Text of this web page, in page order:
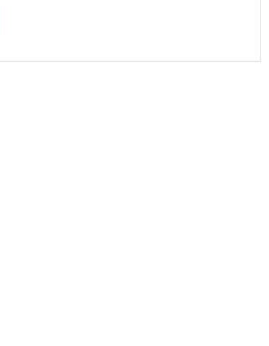
usuário possa fazer compras …